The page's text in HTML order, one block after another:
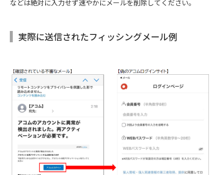
などは絶対に入力せず速やかにメールを削除してください。
実際に送信されたフィッシングメール例